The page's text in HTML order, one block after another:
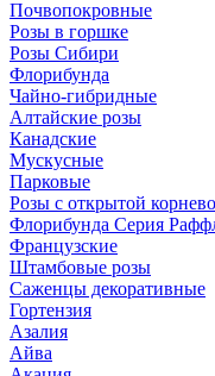
Почвопокровные
Розы в горшке
Розы Сибири
Флорибунда
Чайно-гибридные
Алтайские розы
Канадские
Мускусные
Парковые
Розы с открытой
Флорибунда Серия
Французские
Штамбовые розы
Саженцы декоративные
Гортензия
Азалия
Айва